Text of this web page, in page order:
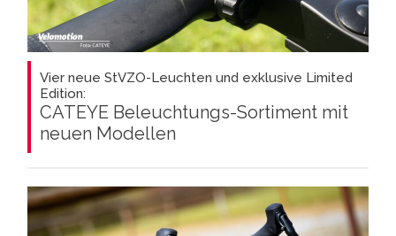
Vier neue StVZO-Leuchten und exklusive Limited
Edition:
CATEYE Beleuchtungs-Sortiment mit
neuen Modellen